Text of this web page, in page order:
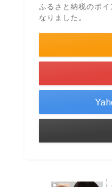
ふるさと納税のポ
なりました。